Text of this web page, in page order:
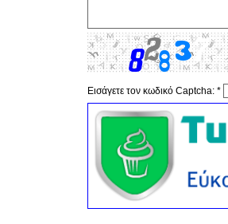
Εισάγετε τον κωδικό Captcha: *